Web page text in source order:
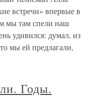
встречи» впервые в
мы там спели наш
удивился: думал, из
мы ей предлагали,
Годы.